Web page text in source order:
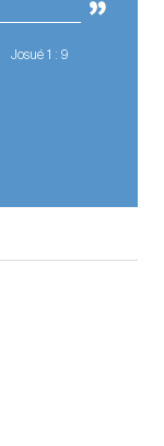
Josué 1 : 9